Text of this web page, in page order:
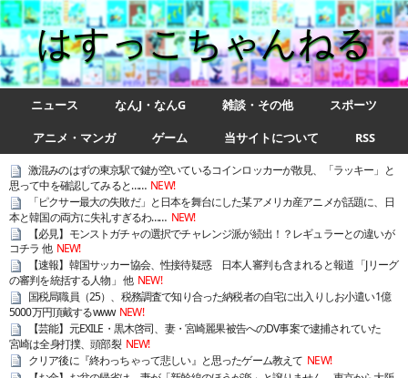
はすっこちゃんねる
ニュース なんJ・なんG 雑談・その他
スポーツ
アニメ・マンガ
ゲーム 当サイトについて RSS
激混みのはずの東京駅で鍵が空いているコインロッカーが散見、「ラッキー」と
思って中を確認してみると…… NEW!
「ピクサー最大の失敗だ」と日本を舞台にした某アメリカ産アニメが話題に、日
本と韓国の両方に失礼すぎるわ…… NEW!
【必見】モンストガチャの選択でチャレンジ派が続出！？レギュラーとの違いが
コチラ 他 NEW!
【速報】韓国サッカー協会、性接待疑惑 日本人審判も含まれると報道 「Jリーグ
の審判を統括する人物」 他 NEW!
国税局職員（25）、税務調査で知り合った納税者の自宅に出入りしお小遣い1億
5000万円頂戴するwww NEW!
【芸能】元EXILE・黒木啓司、妻・宮崎麗果被告へのDV事案で逮捕されていた
宮崎は全身打撲、頭部裂 NEW!
クリア後に『終わっちゃって悲しい』と思ったゲーム教えて NEW!